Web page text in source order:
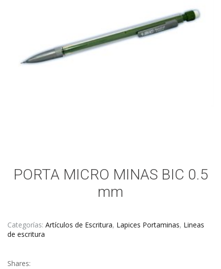
PORTA MICRO MINAS BIC 0.5
mm
Categorías: Artículos de Escritura, Lapices Portaminas, Lineas
de escritura
Shares: